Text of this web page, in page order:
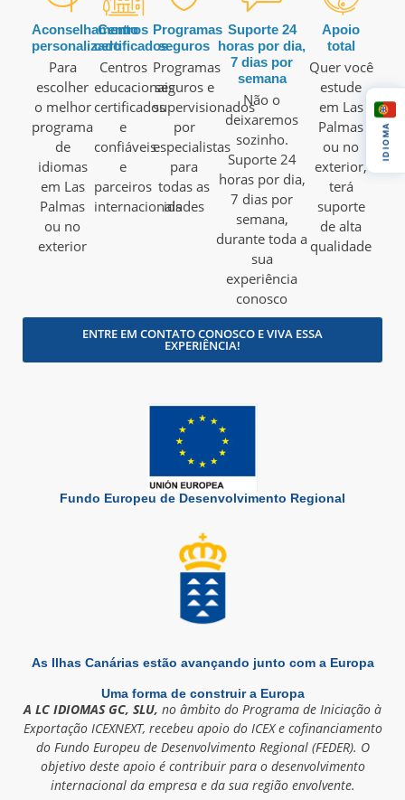
Aconselhamento
personalizado
Para
escolher
o melhor
programa
de
idiomas
em Las
Palmas
ou no
exterior
Centros
certificados
Centros
educacionais
certificados
e
confiáveis
​​e
parceiros
internacionais
Programas
seguros
Programas
seguros e
supervisionados
por
especialistas
para
todas as
idades
Suporte 24
horas por dia,
7 dias por
semana
Não o
deixaremos
sozinho.
Suporte 24
horas por dia,
7 dias por
semana,
durante toda a
sua
experiência
conosco
Apoio
total
Quer você
estude
em Las
Palmas
ou no
exterior,
terá
suporte
de alta
qualidade
ENTRE EM CONTATO CONOSCO E VIVA ESSA
EXPERIÊNCIA!
Fundo Europeu de Desenvolvimento Regional
As Ilhas Canárias estão avançando junto com a Europa
Uma forma de construir a Europa
A LC IDIOMAS GC, SLU, no âmbito do Programa de Iniciação à
Exportação ICEXNEXT, recebeu apoio do ICEX e cofinanciamento
do Fundo Europeu de Desenvolvimento Regional (FEDER). O
objetivo deste apoio é contribuir para o desenvolvimento
internacional da empresa e da sua região envolvente.
IDIOMA